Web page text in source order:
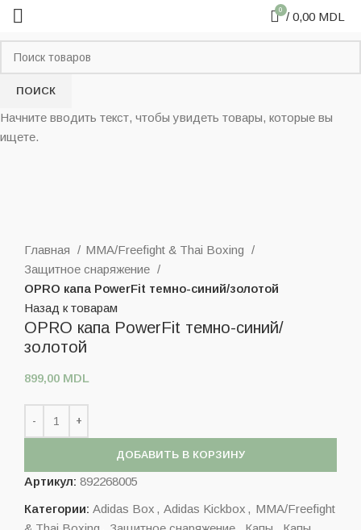
0 / 0,00 MDL
Главная
MMA/Freefight & Thai Boxing
Защитное снаряжение
OPRO капа PowerFit темно-синий/золотой
Назад к товарам
OPRO капа PowerFit темно-синий/
золотой
899,00 MDL
ДОБАВИТЬ В КОРЗИНУ
Артикул: 892268005
Категории: Adidas Box , Adidas Kickbox , MMA/Freefight
ПОИСК
Начните вводить текст, чтобы увидеть товары, которые вы
ищете.